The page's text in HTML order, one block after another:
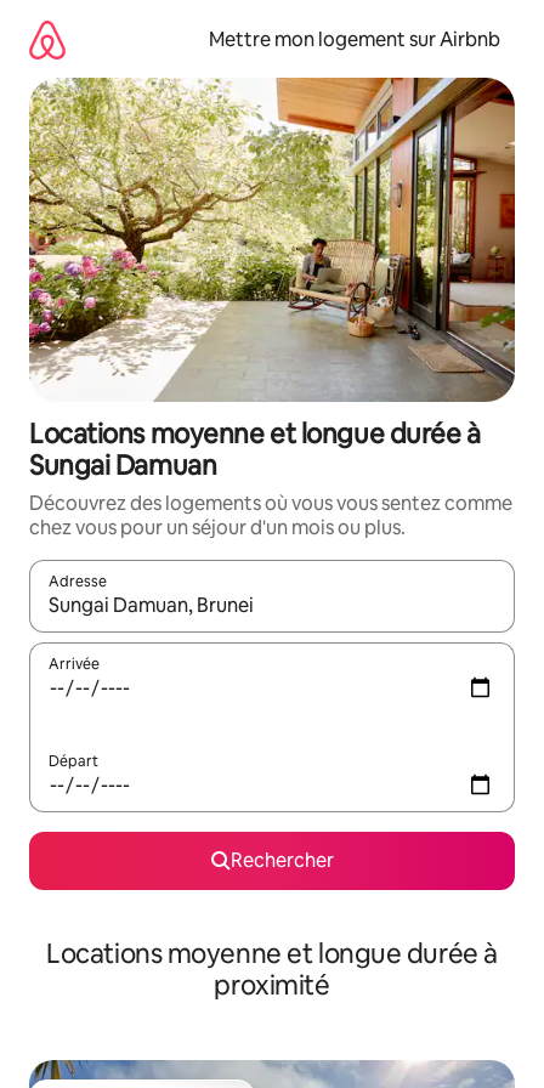
directement
contenu
Mettre mon logement sur Airbnb
Locations moyenne et longue durée à
Sungai Damuan
Découvrez des logements où vous vous sentez comme
chez vous pour un séjour d'un mois ou plus.
Adresse
Lorsque les résultats s'affichent, utilisez les flèches vers le
Arrivée
Départ
Rechercher
Locations moyenne et longue durée à
proximité